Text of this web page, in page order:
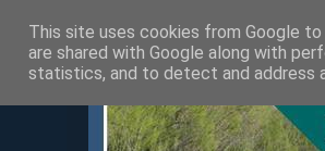
This site uses cookies from Google
are shared with Google along with
statistics, and to detect and address